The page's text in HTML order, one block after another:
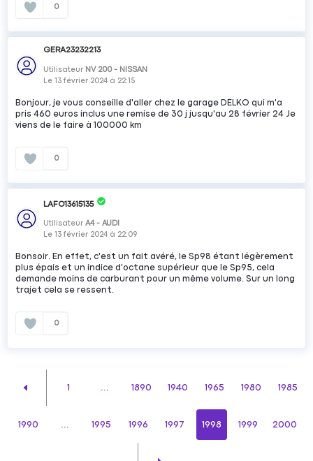
0
GERA23232213
Utilisateur NV 200 - NISSAN
Le13 février 2024 à 22:15
Bonjour, je vous conseille d'aller chez le garage DELKO qui m'a
pris 460 euros inclus une remise de 30 j jusqu'au 28 février 24 Je
viens de le faire à 100000 km
0
LAFO13615135
UtilisateurA4 - AUDI
Le13 février 2024 à 22:09
Bonsoir. En effet, c'est un fait avéré, le Sp98 étant légèrement
plus épais et un indice d'octane supérieur que le Sp95, cela
demande moins de carburant pour un même volume. Sur un long
trajet cela se ressent.
0
1 ... 1890 1940 1965 1980 1985
1990 1995 1996 1997 1998 1999 2000